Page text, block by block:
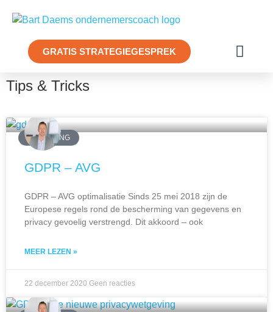
GRATIS STRATEGIEGESPREK
Tips & Tricks
MARKETING
GDPR – AVG
GDPR – AVG optimalisatie Sinds 25 mei 2018 zijn de
Europese regels rond de bescherming van gegevens en
privacy gevoelig verstrengd. Dit akkoord – ook
MEER LEZEN »
22 december 2020 Geen reacties